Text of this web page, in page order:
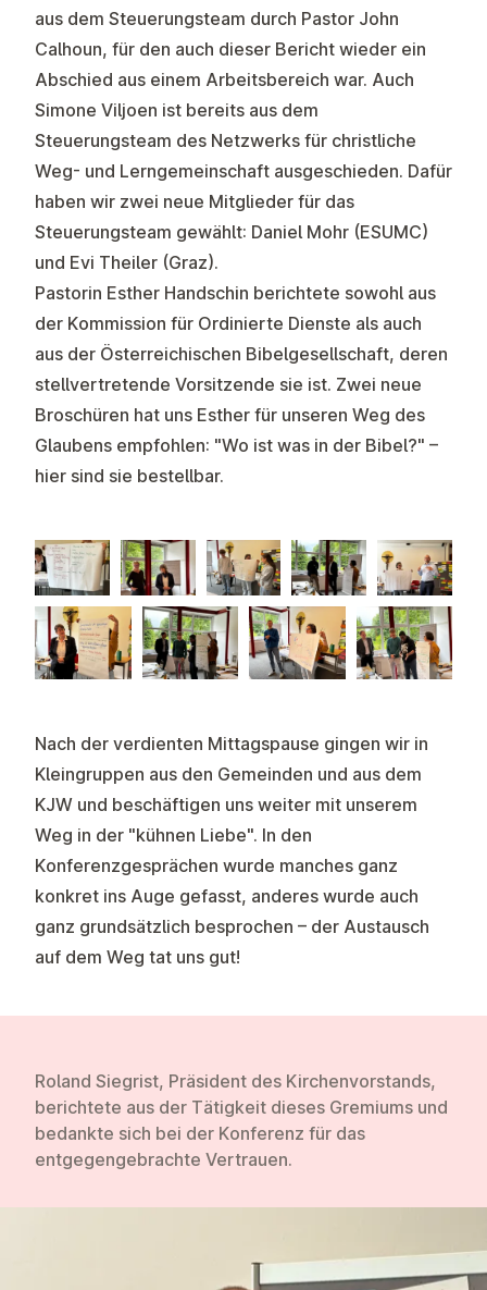
aus dem Steuerungsteam durch Pastor John
Calhoun, für den auch dieser Bericht wieder ein
Abschied aus einem Arbeitsbereich war. Auch
Simone Viljoen ist bereits aus dem
Steuerungsteam des Netzwerks für christliche
Weg- und Lerngemeinschaft ausgeschieden. Dafür
haben wir zwei neue Mitglieder für das
Steuerungsteam gewählt: Daniel Mohr (ESUMC)
und Evi Theiler (Graz).
Pastorin Esther Handschin berichtete sowohl aus
der Kommission für Ordinierte Dienste als auch
aus der Österreichischen Bibelgesellschaft, deren
stellvertretende Vorsitzende sie ist. Zwei neue
Broschüren hat uns Esther für unseren Weg des
Glaubens empfohlen: "Wo ist was in der Bibel?" –
hier sind sie bestellbar.
Nach der verdienten Mittagspause gingen wir in
Kleingruppen aus den Gemeinden und aus dem
KJW und beschäftigen uns weiter mit unserem
Weg in der "kühnen Liebe". In den
Konferenzgesprächen wurde manches ganz
konkret ins Auge gefasst, anderes wurde auch
ganz grundsätzlich besprochen – der Austausch
auf dem Weg tat uns gut!
Roland Siegrist, Präsident des Kirchenvorstands,
berichtete aus der Tätigkeit dieses Gremiums und
bedankte sich bei der Konferenz für das
entgegengebrachte Vertrauen.